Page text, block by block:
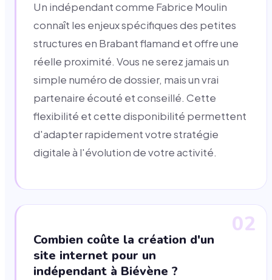
Un indépendant comme Fabrice Moulin
connaît les enjeux spécifiques des petites
structures en Brabant flamand et offre une
réelle proximité. Vous ne serez jamais un
simple numéro de dossier, mais un vrai
partenaire écouté et conseillé. Cette
flexibilité et cette disponibilité permettent
d'adapter rapidement votre stratégie
digitale à l'évolution de votre activité.
02
Combien coûte la création d'un
site internet pour un
indépendant à Biévène ?